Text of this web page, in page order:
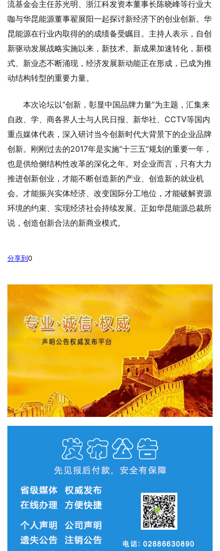
流基金会主任苏光明、浙江科发资本董事长陈晓峰等行业大
咖与华昆能源董事翟展阳一起探讨新经济下的创业创新。华
昆能源在行业内取得的的成绩备受瞩目。主持人表示，自创
新驱动发展战略实施以来，新技术、新成果加速转化，新模
式、新业态不断涌现，经济发展新动能正在形成，已成为推
动结构转型的重要力量。
本次论坛以“创新，彰显中国品牌力量”为主题，汇集来
自政、学、商各界人士与人民日报、新华社、CCTV等国内
重点媒体代表，深入研讨当今创新时代大背景下的企业品牌
创新。刚刚过去的2017年是实施“十三五”规划的重要一年，
也是供给侧结构性改革的深化之年。对企业而言，只有大力
推进创新创业，才能不断创造新的产业、创造新的就业机
会。才能振兴实体经济、改变国际分工地位，才能破解资源
环境的约束、实现经济社会持续发展。正如华昆能源总裁所
说，创造创新合法的新商业模式。
分享到0